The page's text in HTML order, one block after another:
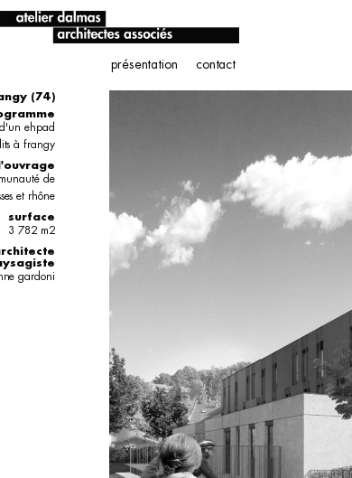
présentation contact
(74)
ehpad
à frangy
de
et rhône
surface
3 782 m2
gardoni